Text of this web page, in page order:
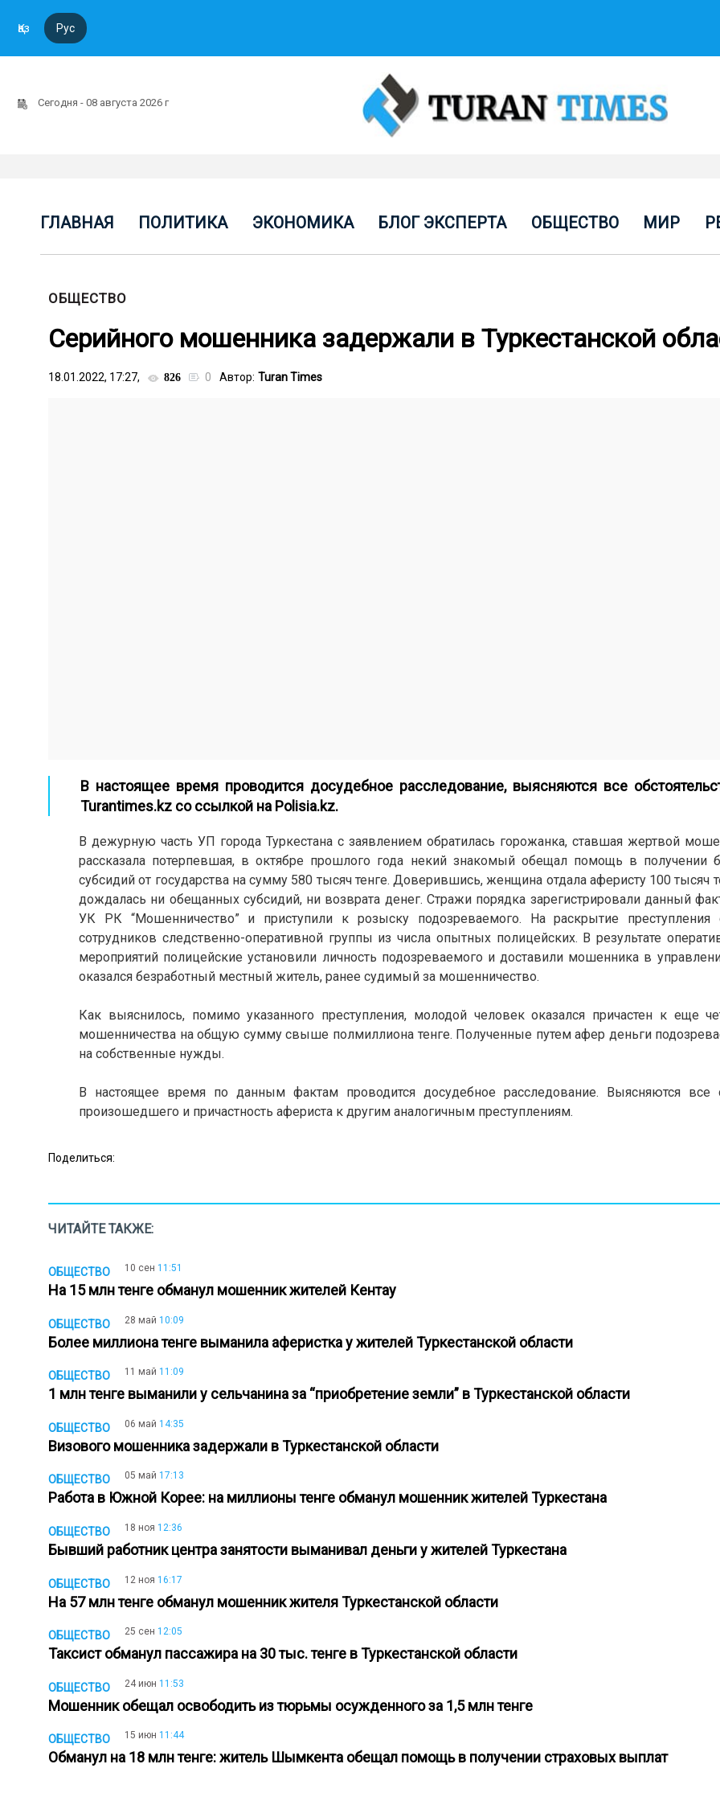
Қаз Рус
Сегодня - 08 августа 2026 г
ГЛАВНАЯ ПОЛИТИКА ЭКОНОМИКА БЛОГ ЭКСПЕРТА ОБЩЕСТВО МИР
ОБЩЕСТВО
Серийного мошенника задержали в Туркестанской
18.01.2022, 17:27, 826 0 Автор: Turan Times
В настоящее время проводится досудебное расследование, выясняются все
Turantimes.kz со ссылкой на Polisia.kz.
В дежурную часть УП города Туркестана с заявлением обратилась горожанка, ставшая жертвой
рассказала потерпевшая, в октябре прошлого года некий знакомый обещал помощь в получении
субсидий от государства на сумму 580 тысяч тенге. Доверившись, женщина отдала аферисту 100 тысяч
дождалась ни обещанных субсидий, ни возврата денег. Стражи порядка зарегистрировали данный
УК РК “Мошенничество” и приступили к розыску подозреваемого. На раскрытие преступления
сотрудников следственно-оперативной группы из числа опытных полицейских. В результате
мероприятий полицейские установили личность подозреваемого и доставили мошенника в
оказался безработный местный житель, ранее судимый за мошенничество.
Как выяснилось, помимо указанного преступления, молодой человек оказался причастен к еще
мошенничества на общую сумму свыше полмиллиона тенге. Полученные путем афер деньги
на собственные нужды.
В настоящее время по данным фактам проводится досудебное расследование. Выясняются все
произошедшего и причастность афериста к другим аналогичным преступлениям.
Поделиться:
ЧИТАЙТЕ ТАКЖЕ:
ОБЩЕСТВО 10 сен 11:51
На 15 млн тенге обманул мошенник жителей Кентау
ОБЩЕСТВО 28 май 10:09
Более миллиона тенге выманила аферистка у жителей Туркестанской области
ОБЩЕСТВО 11 май 11:09
1 млн тенге выманили у сельчанина за “приобретение земли” в Туркестанской области
ОБЩЕСТВО 06 май 14:35
Визового мошенника задержали в Туркестанской области
ОБЩЕСТВО 05 май 17:13
Работа в Южной Корее: на миллионы тенге обманул мошенник жителей Туркестана
ОБЩЕСТВО 18 ноя 12:36
Бывший работник центра занятости выманивал деньги у жителей Туркестана
ОБЩЕСТВО 12 ноя 16:17
На 57 млн тенге обманул мошенник жителя Туркестанской области
ОБЩЕСТВО 25 сен 12:05
Таксист обманул пассажира на 30 тыс. тенге в Туркестанской области
ОБЩЕСТВО 24 июн 11:53
Мошенник обещал освободить из тюрьмы осужденного за 1,5 млн тенге
ОБЩЕСТВО 15 июн 11:44
Обманул на 18 млн тенге: житель Шымкента обещал помощь в получении страховых выплат